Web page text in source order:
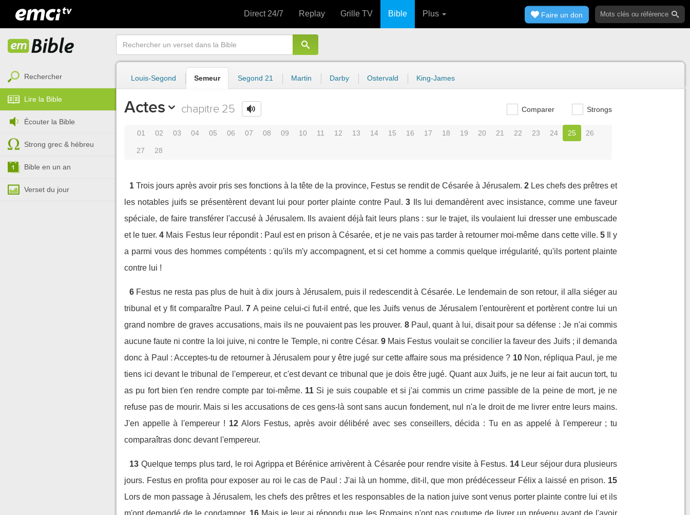
Direct 24/7 Replay Grille TV Bible Plus Faire un don
Rechercher
Lire la Bible
Écouter la Bible
Strong grec & hébreu
Bible en un an
Verset du jour
Louis-Segond Semeur Segond 21 Martin Darby Ostervald King-James
Actes chapitre 25 Comparer Strongs
01 02 03 04 05 06 07 08 09 10 11 12 13 14 15 16 17 18 19 20 21 22 23 24 25 26
27 28
1 Trois jours après avoir pris ses fonctions à la tête de la province, Festus se rendit de Césarée à Jérusalem. 2 Les chefs des prêtres et
les notables juifs se présentèrent devant lui pour porter plainte contre Paul. 3
Ils lui demandèrent avec insistance, comme une faveur
spéciale, de faire transférer l'accusé à Jérusalem. Ils avaient déjà fait leurs plans : sur le trajet, ils voulaient lui dresser une embuscade
et le tuer. 4 Mais Festus leur répondit : Paul est en prison à Césarée, et je ne vais pas tarder à retourner moi-même dans cette ville. 5
Il y
a parmi vous des hommes compétents : qu'ils m'y accompagnent, et si cet homme a commis quelque irrégularité, qu'ils portent plainte
contre lui !
6 Festus ne resta pas plus de huit à dix jours à Jérusalem, puis il redescendit à Césarée. Le lendemain de son retour, il alla siéger au
tribunal et y fit comparaître Paul. 7 A peine celui-ci fut-il entré, que les Juifs venus de Jérusalem l'entourèrent et portèrent contre lui un
grand nombre de graves accusations, mais ils ne pouvaient pas les prouver. 8 Paul, quant à lui, disait pour sa défense : Je n'ai commis
aucune faute ni contre la loi juive, ni contre le Temple, ni contre César. 9 Mais Festus voulait se concilier la faveur des Juifs ; il demanda
donc à Paul : Acceptes-tu de retourner à Jérusalem pour y être jugé sur cette affaire sous ma présidence ? 10 Non, répliqua Paul, je me
tiens ici devant le tribunal de l'empereur, et c'est devant ce tribunal que je dois être jugé. Quant aux Juifs, je ne leur ai fait aucun tort, tu
as pu fort bien t'en rendre compte par toi-même. 11 Si je suis coupable et si j'ai commis un crime passible de la peine de mort, je ne
refuse pas de mourir. Mais si les accusations de ces gens-là sont sans aucun fondement, nul n'a le droit de me livrer entre leurs mains.
J'en appelle à l'empereur ! 12 Alors Festus, après avoir délibéré avec ses conseillers, décida : Tu en as appelé à l'empereur ; tu
comparaîtras donc devant l'empereur.
13 Quelque temps plus tard, le roi Agrippa et Bérénice arrivèrent à Césarée pour rendre visite à Festus. 14 Leur séjour dura plusieurs
jours. Festus en profita pour exposer au roi le cas de Paul : J'ai là un homme, dit-il, que mon prédécesseur Félix a laissé en prison. 15
Lors de mon passage à Jérusalem, les chefs des prêtres et les responsables de la nation juive sont venus porter plainte contre lui et ils
m'ont demandé de le condamner. 16 Mais je leur ai répondu que les Romains n'ont pas coutume de livrer un prévenu avant de l'avoir